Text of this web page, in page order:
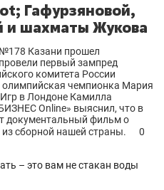
Гафурзяновой,
и шахматы Жукова
Казани прошел
первый зампред
комитета России
чемпионка Мария
в Лондоне Камилла
Online» выяснил, что в
документальный фильм о
сборной нашей страны.
0